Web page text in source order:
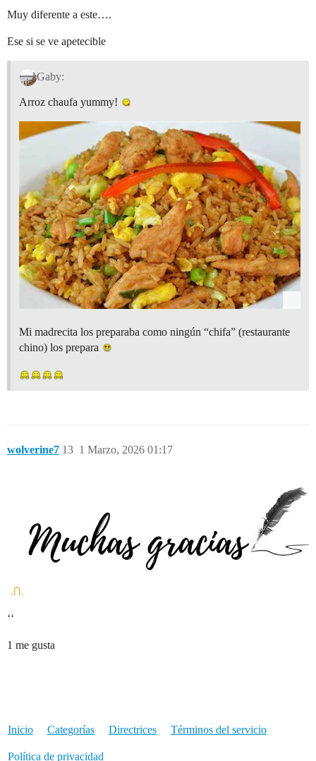
Muy diferente a este….
Ese si se ve apetecible
Gaby:
Arroz chaufa yummy!
Mi madrecita los preparaba como ningún “chifa” (restaurante
chino) los prepara
wolverine7 1 Marzo, 2026 01:17
13
‘‘
1 me gusta
Inicio Categorías Directrices Términos del servicio
Política de privacidad